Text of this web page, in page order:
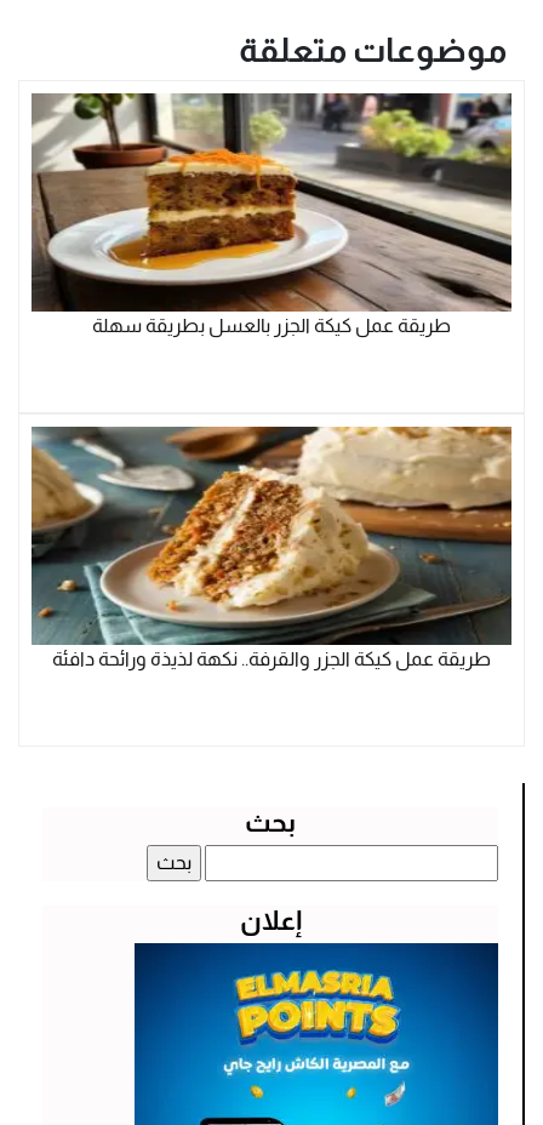
موضوعات متعلقة
طريقة عمل كيكة الجزر بالعسل بطريقة سهلة
طريقة عمل كيكة الجزر والقرفة.. نكهة لذيذة ورائحة دافئة
بحث
عن:
إعلان